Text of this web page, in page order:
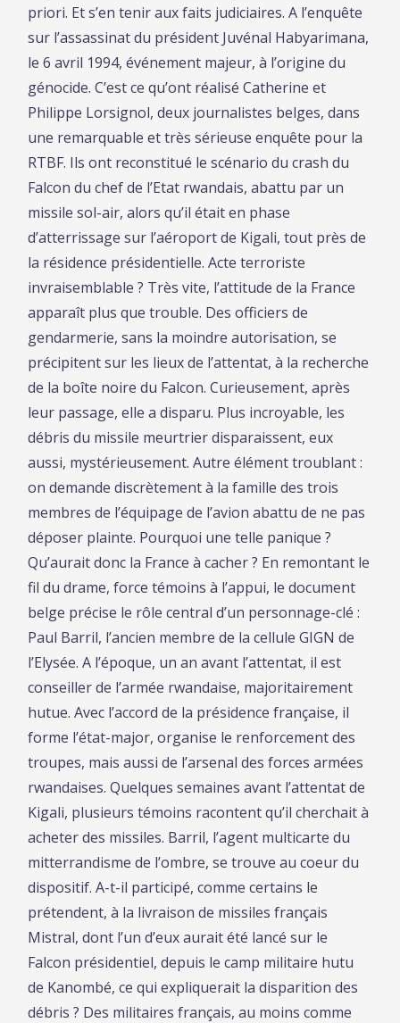
priori. Et s’en tenir aux faits judiciaires. A l’enquête
sur l’assassinat du président Juvénal Habyarimana,
le 6 avril 1994, événement majeur, à l’origine du
génocide. C’est ce qu’ont réalisé Catherine et
Philippe Lorsignol, deux journalistes belges, dans
une remarquable et très sérieuse enquête pour la
RTBF. Ils ont reconstitué le scénario du crash du
Falcon du chef de l’Etat rwandais, abattu par un
missile sol-air, alors qu’il était en phase
d’atterrissage sur l’aéroport de Kigali, tout près de
la résidence présidentielle. Acte terroriste
invraisemblable ? Très vite, l’attitude de la France
apparaît plus que trouble. Des officiers de
gendarmerie, sans la moindre autorisation, se
précipitent sur les lieux de l’attentat, à la recherche
de la boîte noire du Falcon. Curieusement, après
leur passage, elle a disparu. Plus incroyable, les
débris du missile meurtrier disparaissent, eux
aussi, mystérieusement. Autre élément troublant :
on demande discrètement à la famille des trois
membres de l’équipage de l’avion abattu de ne pas
déposer plainte. Pourquoi une telle panique ?
Qu’aurait donc la France à cacher ? En remontant le
fil du drame, force témoins à l’appui, le document
belge précise le rôle central d’un personnage-clé :
Paul Barril, l’ancien membre de la cellule GIGN de
l’Elysée. A l’époque, un an avant l’attentat, il est
conseiller de l’armée rwandaise, majoritairement
hutue. Avec l’accord de la présidence française, il
forme l’état-major, organise le renforcement des
troupes, mais aussi de l’arsenal des forces armées
rwandaises. Quelques semaines avant l’attentat de
Kigali, plusieurs témoins racontent qu’il cherchait à
acheter des missiles. Barril, l’agent multicarte du
mitterrandisme de l’ombre, se trouve au coeur du
dispositif. A-t-il participé, comme certains le
prétendent, à la livraison de missiles français
Mistral, dont l’un d’eux aurait été lancé sur le
Falcon présidentiel, depuis le camp militaire hutu
de Kanombé, ce qui expliquerait la disparition des
débris ? Des militaires français, au moins comme